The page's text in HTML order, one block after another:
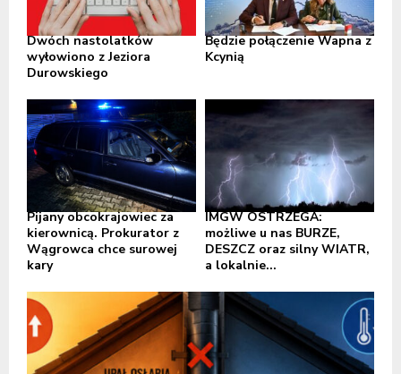
Dwóch nastolatków
wyłowiono z Jeziora
Durowskiego
Będzie połączenie Wapna z
Kcynią
Pijany obcokrajowiec za
kierownicą. Prokurator z
Wągrowca chce surowej
kary
IMGW OSTRZEGA:
możliwe u nas BURZE,
DESZCZ oraz silny WIATR,
a lokalnie...